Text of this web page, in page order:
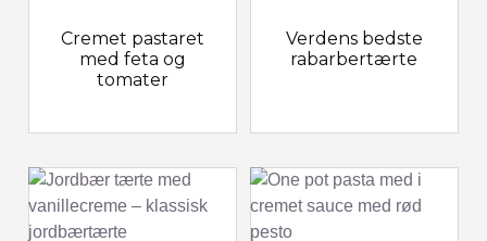
Cremet pastaret
med feta og
tomater
Verdens bedste
rabarbertærte